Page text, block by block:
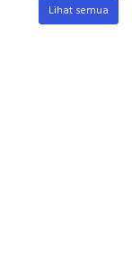
Lihat semua